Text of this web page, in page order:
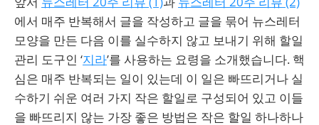
에서 매주 반복해서 글을 작성하고 글을 묶어 뉴스레터
모양을 만든 다음 이를 실수하지 않고 보내기 위해 할일
관리 도구인 ‘지라’를 사용하는 요령을 소개했습니다. 핵
심은 매주 반복되는 일이 있는데 이 일은 빠뜨리거나 실
수하기 쉬운 여러 가지 작은 할일로 구성되어 있고 이들
을 빠뜨리지 않는 가장 좋은 방법은 작은 할일 하나하나